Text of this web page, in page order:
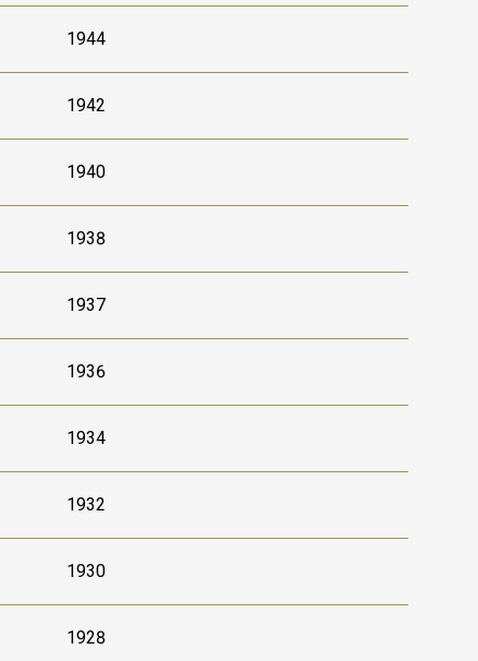
1944
1942
1940
1938
1937
1936
1934
1932
1930
1928